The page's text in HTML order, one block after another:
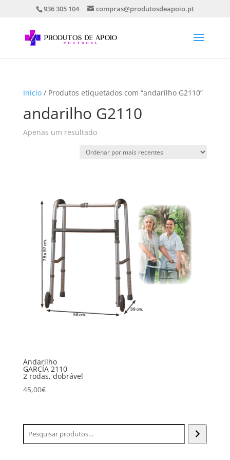
936 305 104 compras@produtosdeapoio.pt
Início/ Produtos etiquetados com “andarilho G2110”
andarilho G2110
Apenas um resultado
Andarilho
GARCÍA 2110
2 rodas, dobrável
45,00€